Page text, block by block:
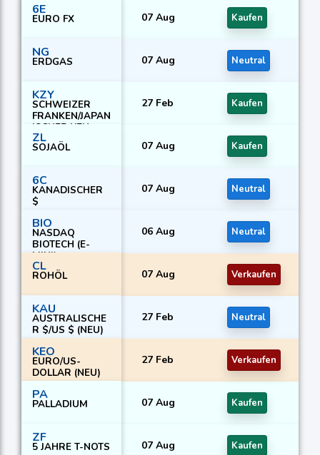
6E
EURO FX 07 Aug Kaufen
NG
ERDGAS 07 Aug Neutral
KZY
SCHWEIZER
FRANKEN/JAPAN
ISCHER YEN
(NEU)
27 Feb Kaufen
ZL
SOJAÖL 07 Aug Kaufen
6C
KANADISCHER
$
07 Aug Neutral
BIO
NASDAQ
BIOTECH (E-
MINI)
06 Aug Neutral
CL
ROHÖL 07 Aug Verkaufen
KAU
AUSTRALISCHE
R $/US $ (NEU)
27 Feb Neutral
KEO
EURO/US-
DOLLAR (NEU)
27 Feb Verkaufen
PA
PALLADIUM 07 Aug Kaufen
ZF
5 JAHRE T-NOTS 07 Aug Kaufen